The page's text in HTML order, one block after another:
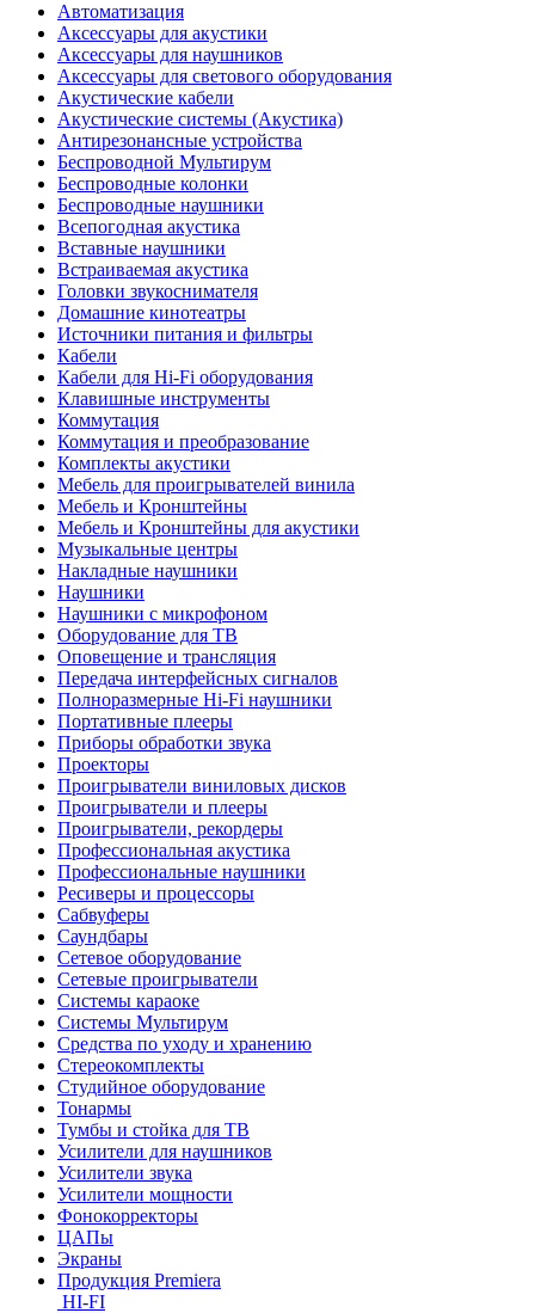
Автоматизация
Аксессуары для акустики
Аксессуары для наушников
Аксессуары для светового оборудования
Акустические кабели
Акустические системы (Акустика)
Антирезонансные устройства
Беспроводной Мультирум
Беспроводные колонки
Беспроводные наушники
Всепогодная акустика
Вставные наушники
Встраиваемая акустика
Головки звукоснимателя
Домашние кинотеатры
Источники питания и фильтры
Кабели
Кабели для Hi-Fi оборудования
Клавишные инструменты
Коммутация
Коммутация и преобразование
Комплекты акустики
Мебель для проигрывателей винила
Мебель и Кронштейны
Мебель и Кронштейны для акустики
Музыкальные центры
Накладные наушники
Наушники
Наушники с микрофоном
Оборудование для ТВ
Оповещение и трансляция
Передача интерфейсных сигналов
Полноразмерные Hi-Fi наушники
Портативные плееры
Приборы обработки звука
Проекторы
Проигрыватели виниловых дисков
Проигрыватели и плееры
Проигрыватели, рекордеры
Профессиональная акустика
Профессиональные наушники
Ресиверы и процессоры
Сабвуферы
Саундбары
Сетевое оборудование
Сетевые проигрыватели
Системы караоке
Системы Мультирум
Средства по уходу и хранению
Стереокомплекты
Студийное оборудование
Тонармы
Тумбы и стойка для ТВ
Усилители для наушников
Усилители звука
Усилители мощности
Фонокорректоры
ЦАПы
Экраны
Продукция Premiera
HI-FI